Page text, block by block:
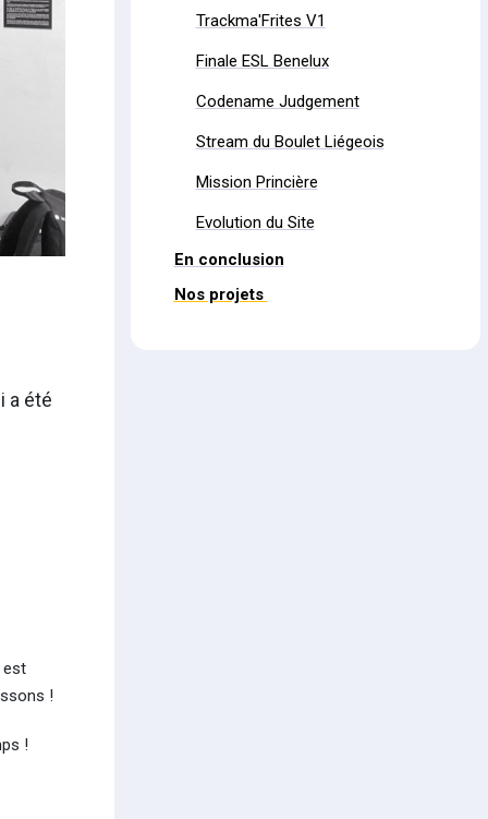
a été
est
!
!
Trackma'Frites V1
Finale ESL Benelux
Codename Judgement
Stream du Boulet Liégeois
Mission Princière
Evolution du Site
En conclusion
Nos projets